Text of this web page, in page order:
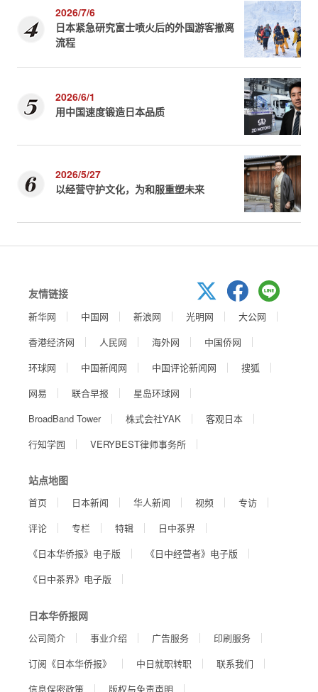
2026/7/6
日本紧急研究富士喷火后的外国游客撤离
流程
2026/6/1
用中国速度锻造日本品质
2026/5/27
以经营守护文化，为和服重塑未来
友情链接
新华网 中国网 新浪网 光明网
大公网
香港经济网
人民网 海外网
中国侨网
环球网
中国新闻网 中国评论新闻网
搜狐
网易
联合早报
星岛环球网
BroadBand Tower
株式会社YAK
客观日本
行知学园
VERYBEST律师事务所
站点地图
首页 日本新闻 华人新闻 视频
专访
评论
专栏 特辑
日中茶界
《日本华侨报》电子版
《日中经营者》电子版
《日中茶界》电子版
日本华侨报网
公司简介 事业介绍 广告服务
印刷服务
订阅《日本华侨报》
中日就职转职
联系我们
信息保密政策
版权与免责声明